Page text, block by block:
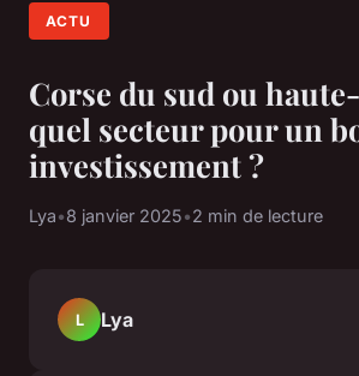
ACTU
Corse du sud ou
quel secteur pour un
investissement ?
Lya•8 janvier 2025•2 min de lecture
L Lya